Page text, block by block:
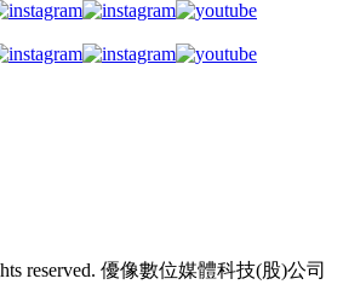
reserved. 優像數位媒體科技(股)公司